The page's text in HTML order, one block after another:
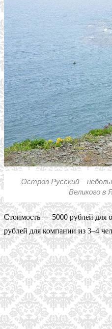
Остров Русский –
Великого в
Стоимость — 5000 рублей для
рублей для компании из 3–4